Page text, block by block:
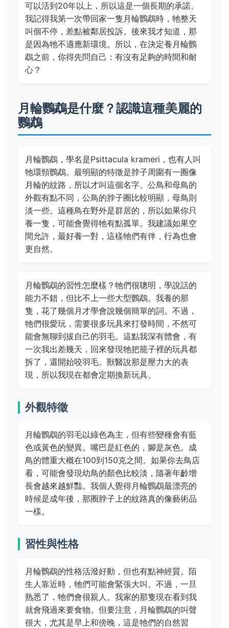
可以活到20年以上，所以這是一個長期的承諾。
我記得我第一次帶回家一隻月輪鸚鵡時，牠整天
叫個不停，差點被鄰居投訴。後來我才知道，那
是因為牠不適應新環境。所以，在決定養月輪鸚
鵡之前，你得先問自己：有沒有足夠的時間和耐
心？
月輪鸚鵡是什麼？認識這種美麗的
鸚鵡
月輪鸚鵡，學名是Psittacula krameri，也有人叫
牠環頸鸚鵡。最明顯的特徵是脖子周圍有一圈像
月輪的紋路，所以才叫這個名字。公鳥和母鳥的
外觀有點不同，公鳥的脖子圈比較明顯，母鳥則
淡一些。這種鳥在野外是群居的，所以如果你只
養一隻，可能會覺得牠有點孤單。我建議如果空
間允許，最好養一對，這樣牠們有伴，行為也會
更自然。
月輪鸚鵡的習性怎麼樣？牠們很聰明，學說話的
能力不錯，但比不上一些大型鸚鵡。我養的那
隻，花了幾個月才學會說幾個簡單的詞。不過，
牠們很愛玩，需要很多玩具來打發時間，不然可
能會無聊到拔自己的羽毛。這點我深有體會，有
一次我出差幾天，回來發現牠把籠子裡的玩具都
拆了，還開始咬羽毛。獸醫說那是壓力大的表
現，所以我現在都會定期換新玩具。
外觀特徵
月輪鸚鵡的羽毛以綠色為主，但有些變種會有藍
色或黃色的變異。嘴巴是紅色的，腳是灰色。成
鳥的體重大概在100到150克之間。如果你去鳥店
看，可能會發現幼鳥的顏色比較淡，隨著年齡增
長會越來越鮮豔。我個人覺得月輪鸚鵡最漂亮的
時候是成年後，那圈脖子上的紋路真的像藝術品
一樣。
習性與性格
月輪鸚鵡的性格活潑好動，但也有點神經質。陌
生人靠近時，牠們可能會緊張大叫。不過，一旦
熟悉了，牠們會很親人。我家的那隻現在看到我
就會飛過來要食物。但要注意，月輪鸚鵡的叫聲
很大，尤其是早上和傍晚，這是牠們的自然習